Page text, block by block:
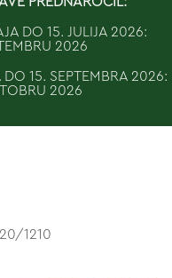
DO 15. JULIJA 2026:
2026
15. SEPTEMBRA 2026:
2026
1210